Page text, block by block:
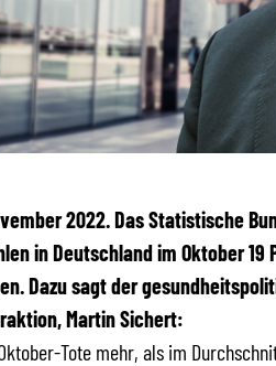
2022. Das Statistische
in Deutschland im Oktober
Dazu sagt der
Martin Sichert:
Tote mehr, als im